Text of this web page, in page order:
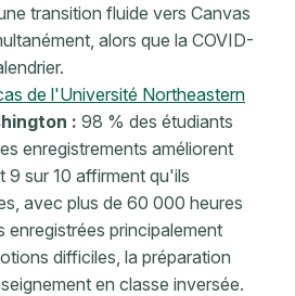
transition fluide vers Canvas
alors que la COVID-
de l'Université Northeastern
: 98 % des étudiants
enregistrements améliorent
9 sur 10 affirment qu'ils
avec plus de 60 000 heures
principalement
difficiles, la préparation
en classe inversée.